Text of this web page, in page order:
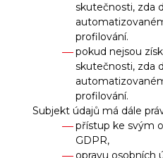
skutečnosti, zda
profilování.
pokud nejsou
skutečnosti, zda
profilování.
Subjekt údajů má dále
přístup ke svým
GDPR,
opravu osobních